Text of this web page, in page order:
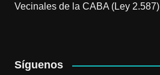
Vecinales de la CABA (Ley 2.587)
Síguenos